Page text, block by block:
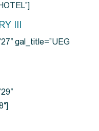
III
gal_title=”UEG